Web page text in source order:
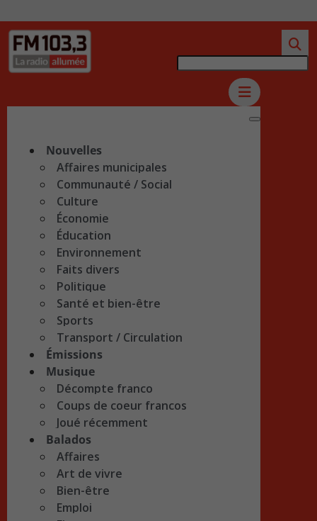
Nouvelles
Affaires municipales
Communauté / Social
Culture
Économie
Éducation
Environnement
Faits divers
Politique
Santé et bien-être
Sports
Transport / Circulation
Émissions
Musique
Décompte franco
Coups de coeur francos
Joué récemment
Balados
Affaires
Art de vivre
Bien-être
Emploi